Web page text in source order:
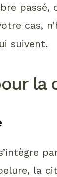
cas,
suivent.
la
la